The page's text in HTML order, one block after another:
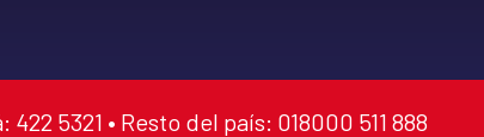
5321 • Resto del país: 018000 511 888